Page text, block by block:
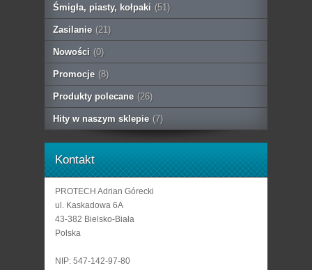
Śmigła, piasty, kołpaki (51)
Zasilanie (21)
Nowości (0)
Promocje (8)
Produkty polecane (26)
Hity w naszym sklepie (7)
Kontakt
PROTECH Adrian Górecki
ul. Kaskadowa 6A
43-382 Bielsko-Biała
Polska
NIP: 547-142-97-80